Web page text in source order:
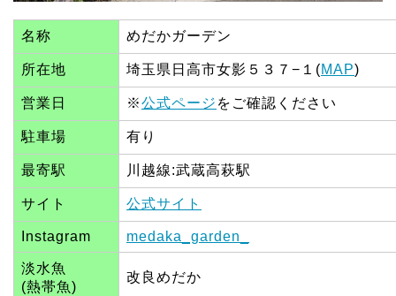
名称 めだかガーデン
所在地 埼玉県日高市女影５３７−１(MAP)
営業日 ※公式ページ をご確認ください
駐車場 有り
最寄駅 川越線:武蔵高萩駅
サイト 公式サイト
Instagram medaka_garden_
淡水魚
(熱帯魚)
改良めだか